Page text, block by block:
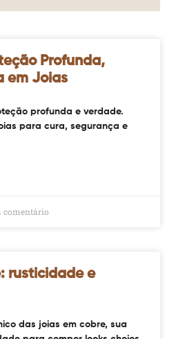
Profunda,
em Joias
profunda e verdade.
para cura, segurança e
comentário
rusticidade e
das joias em cobre, sua